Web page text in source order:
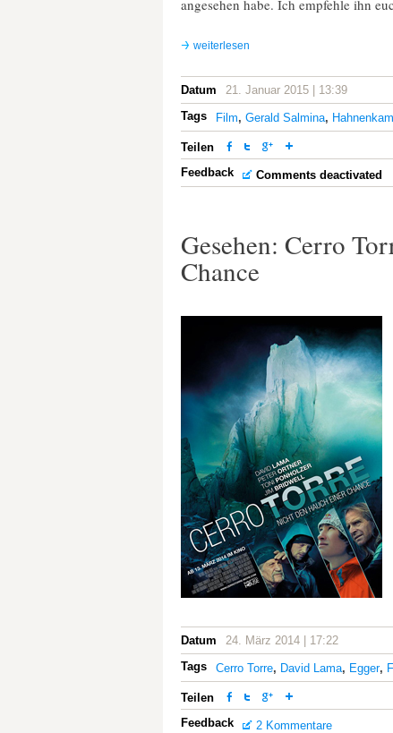
angesehen habe. Ich empfehle ihn
weiterlesen
Datum
21. Januar 2015 | 13:39
Tags
Film, Gerald Salmina,
Teilen
Feedback
Comments deactivated
Gesehen: Cerro
Chance
Datum
24. März 2014 | 17:22
Tags
Cerro Torre, David Lama, Egger,
Teilen
Feedback
2 Kommentare